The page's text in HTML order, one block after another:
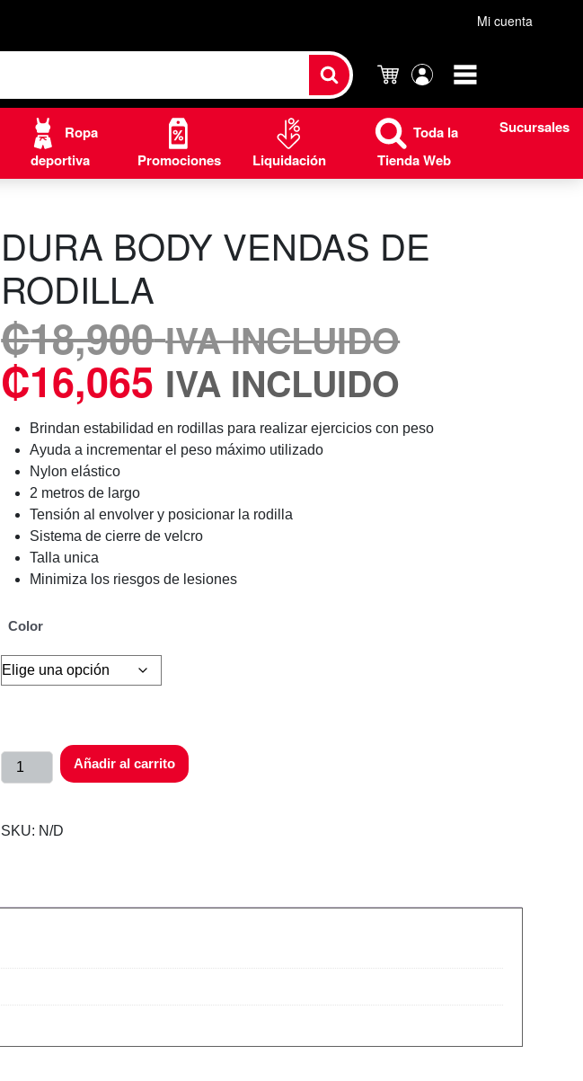
Mi cuenta
Carrito
cuenta
Ropa
deportiva
Promociones Liquidación
Toda la
Tienda Web
Sucursales
DURA BODY VENDAS DE
RODILLA
₡18,900 IVA INCLUIDO
₡16,065 IVA INCLUIDO
Brindan estabilidad en rodillas para realizar ejercicios con peso
Ayuda a incrementar el peso máximo utilizado
Nylon elástico
2 metros de largo
Tensión al envolver y posicionar la rodilla
Sistema de cierre de velcro
Talla unica
Minimiza los riesgos de lesiones
Color
Añadir al carrito
SKU: N/D